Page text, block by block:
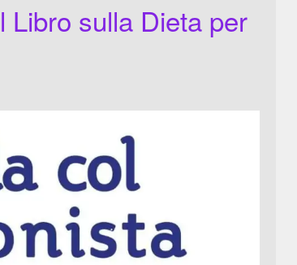
Libro sulla Dieta per